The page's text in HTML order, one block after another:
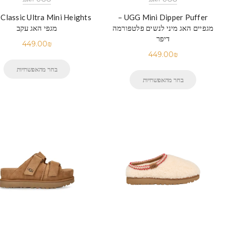
Classic Ultra Mini Heights
מגפי האג עקב
449.00₪
בחר מהאפשרויות
UGG Mini Dipper Puffer –
מגפיים האג מיני לנשים פלטפורמה
דיפר
449.00₪
בחר מהאפשרויות